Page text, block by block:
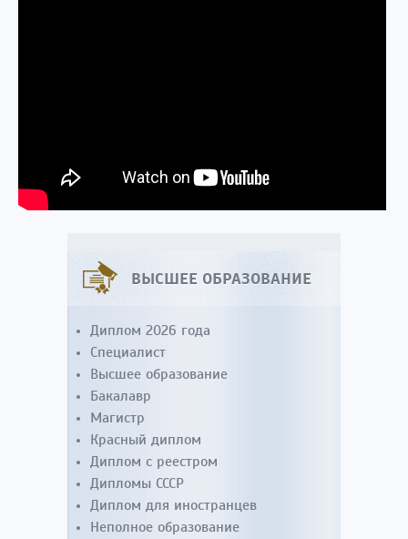
ВЫСШЕЕ ОБРАЗОВАНИЕ
Диплом 2026 года
Специалист
Высшее образование
Бакалавр
Магистр
Красный диплом
Диплом с реестром
Дипломы СССР
Диплом для иностранцев
Неполное образование